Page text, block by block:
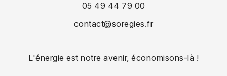
05 49 44 79 00
contact@soregies.fr
L'énergie est notre avenir, économisons-là !